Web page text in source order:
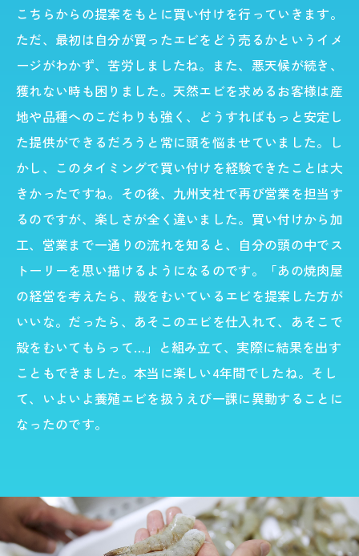
こちらからの提案をもとに買い付けを行っていきます。
ただ、最初は自分が買ったエビをどう売るかというイメ
ージがわかず、苦労しましたね。また、悪天候が続き、
獲れない時も困りました。天然エビを求めるお客様は産
地や品種へのこだわりも強く、どうすればもっと安定し
た提供ができるだろうと常に頭を悩ませていました。し
かし、このタイミングで買い付けを経験できたことは大
きかったですね。その後、九州支社で再び営業を担当す
るのですが、楽しさが全く違いました。買い付けから加
工、営業まで一通りの流れを知ると、自分の頭の中でス
トーリーを思い描けるようになるのです。「あの焼肉屋
の経営を考えたら、殻をむいているエビを提案した方が
いいな。だったら、あそこのエビを仕入れて、あそこで
殻をむいてもらって…」と組み立て、実際に結果を出す
こともできました。本当に楽しい4年間でしたね。そし
て、いよいよ養殖エビを扱うえび一課に異動することに
なったのです。